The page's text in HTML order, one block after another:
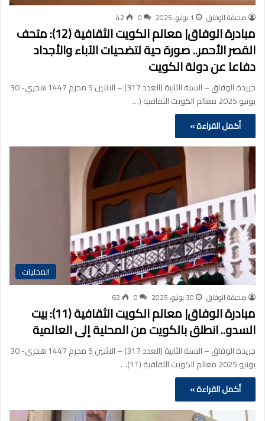
صحيفة الوفاق 1 يوليو، 2025 0
42
مبادرة الوفاق| معالم الكويت الثقافية (12): متحف
القصر الأحمر.. صورة حية لتضحيات الآباء والأجداد
دفاعا عن دولة الكويت
جريدة الوفاق – السنة الثانية (العدد 317) – الاثنين 5 محرم 1447 هجري- 30
يونيو 2025 معالم الكويت الثقافية (…
أكمل القراءة »
المحليات
صحيفة الوفاق 30 يونيو، 2025 0
62
مبادرة الوفاق| معالم الكويت الثقافية (11): بيت
السدو.. انطلق بالكويت من المحلية إلى العالمية
جريدة الوفاق – السنة الثانية (العدد 317) – الاثنين 5 محرم 1447 هجري- 30
يونيو 2025 معالم الكويت الثقافية (11)…
أكمل القراءة »